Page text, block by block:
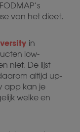
van het dieet.
in
low-
niet. De lijst
altijd up-
app kan je
welke en